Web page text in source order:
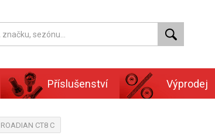
Příslušenství Výprodej
CT8 C